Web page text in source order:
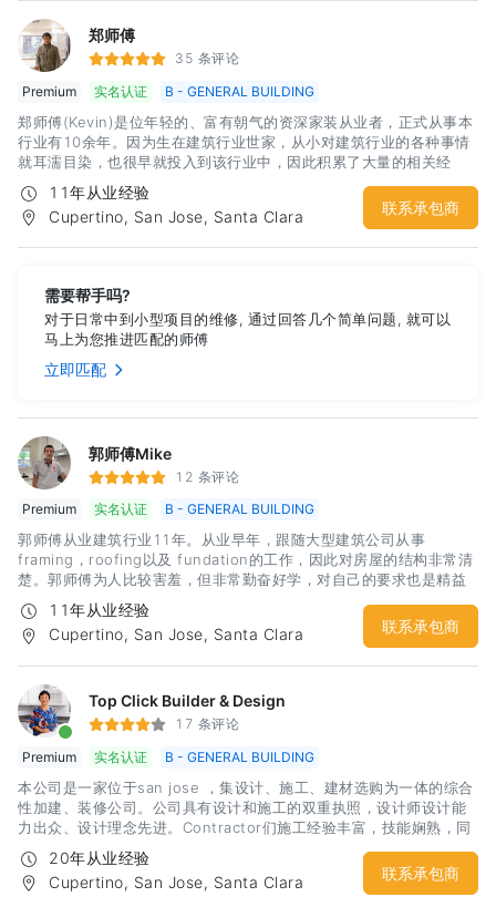
郑师傅
35 条评论
Premium
实名认证 B - GENERAL BUILDING
郑师傅(Kevin)是位年轻的、富有朝气的资深家装从业者，正式从事本
行业有10余年。因为生在建筑行业世家，从小对建筑行业的各种事情
就耳濡目染，也很早就投入到该行业中，因此积累了大量的相关经
验。曾在中国大陆曾经参与过大型隧道和桥梁的工程施工工作，因此
对施工的团队合作和组织工作具有相当心得。这样的经历让郑师傅在
提高团队工作效率方面有了很好的体会，更让郑师傅在保证自己团队
11年从业经验
Cupertino, San Jose, Santa Clara
联系承包商
需要帮手吗?
对于日常中到小型项目的维修, 通过回答几个简单问题, 就可以
马上为您推进匹配的师傅
立即匹配
郭师傅Mike
12 条评论
Premium
实名认证 B - GENERAL BUILDING
郭师傅从业建筑行业11年。从业早年，跟随大型建筑公司从事
framing，roofing以及 fundation的工作，因此对房屋的结构非常清
楚。郭师傅为人比较害羞，但非常勤奋好学，对自己的要求也是精益
求精，同时做工非常认真可靠。尤其是数年在大公司锻炼的经历，让
郭师傅可以独立完成
11年从业经验
Cupertino, San Jose, Santa Clara
联系承包商
Top Click Builder & Design
17 条评论
Premium
实名认证 B - GENERAL BUILDING
本公司是一家位于san jose ，集设计、施工、建材选购为一体的综合
性加建、装修公司。公司具有设计和施工的双重执照，设计师设计能
力出众、设计理念先进。Contractor们施工经验丰富，技能娴熟，同
时熟悉city code，能够快速用过inspection。本公司本着服务至上的
原则，为湾区的广大用户提供了近20年的房屋装修改造服务。 通过多
年坚持不懈的努力，我们与很多知名的建材家居厂商也建立了合作关
20年从业经验
Cupertino, San Jose, Santa Clara
联系承包商